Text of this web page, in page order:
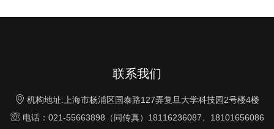
联系我们
 机构地址:上海市杨浦区国泰路127弄复旦大学科技园2号楼4楼
电话：021-55663898（同传真）18116236087、18101656086